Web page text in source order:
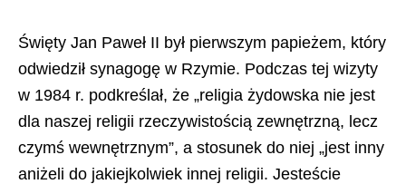
Święty Jan Paweł II był pierwszym papieżem, który
odwiedził synagogę w Rzymie. Podczas tej wizyty
w 1984 r. podkreślał, że „religia żydowska nie jest
dla naszej religii rzeczywistością zewnętrzną, lecz
czymś wewnętrznym”, a stosunek do niej „jest inny
aniżeli do jakiejkolwiek innej religii. Jesteście